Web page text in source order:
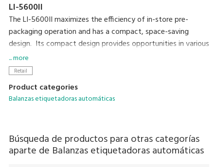
LI-5600II
The LI-5600II maximizes the efficiency of in-store pre-
packaging operation and has a compact, space-saving
design. Its compact design provides opportunities in various
applications that require a simple, unique solution for
automatic and semi-automatic labeling. The LI-5600II is also
packaging machines in the pre-packaging area.
... more
Retail
Product categories
Balanzas etiquetadoras automáticas
Búsqueda de productos para otras categorías
aparte de Balanzas etiquetadoras automáticas